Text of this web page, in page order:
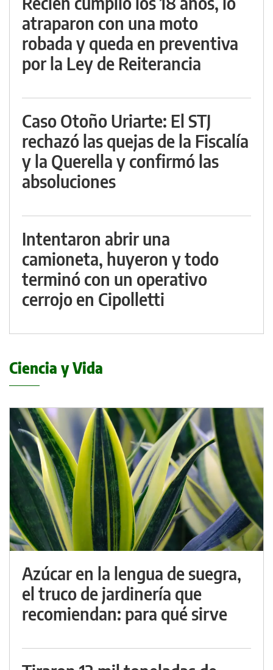
atraparon con una moto
robada y queda en preventiva
por la Ley de Reiterancia
Caso Otoño Uriarte: El STJ
rechazó las quejas de la Fiscalía
y la Querella y confirmó las
absoluciones
Intentaron abrir una
camioneta, huyeron y todo
terminó con un operativo
cerrojo en Cipolletti
Ciencia y Vida
Azúcar en la lengua de suegra,
el truco de jardinería que
recomiendan: para qué sirve